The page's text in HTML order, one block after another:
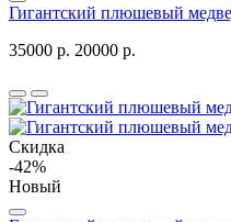
Гигантский плюшевый
35000 р. 20000 р.
Скидка
-42%
Новый